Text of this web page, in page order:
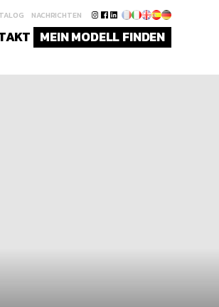
MEIN MODELL FINDEN
NACHRICHTEN